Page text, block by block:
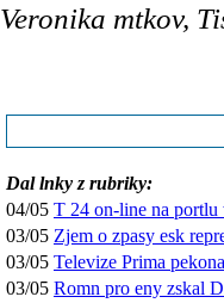
Veronika mtkov,
Dal lnky z rubriky:
04/05 T 24 on-line na
03/05 Zjem o zpasy esk
03/05 Televize Prima
03/05 Romn pro eny zskal